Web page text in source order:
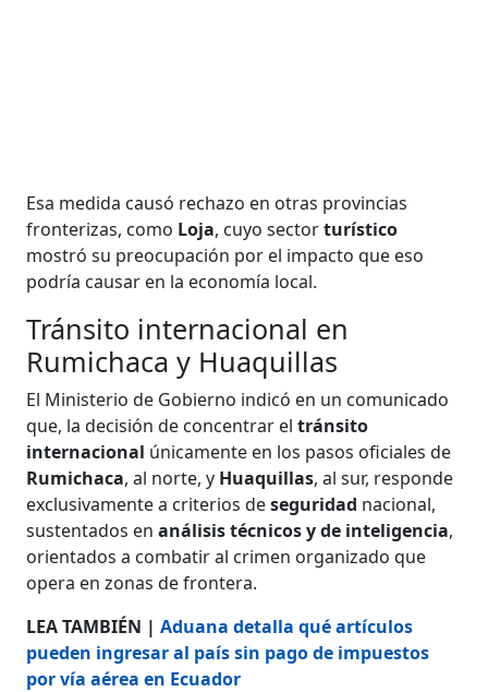
Esa medida causó rechazo en otras provincias
fronterizas, como Loja, cuyo sectorturístico
mostró su preocupación por el impacto que eso
podría causar en la economía local.
Tránsito internacional en
Rumichaca y Huaquillas
El Ministerio de Gobierno indicó en un comunicado
que, la decisión de concentrar eltránsito
internacional únicamente en los pasos oficiales de
Rumichaca, al norte, y Huaquillas, al sur, responde
exclusivamente a criterios deseguridad nacional,
sustentados enanálisis técnicos y de inteligencia,
orientados a combatir al crimen organizado que
opera en zonas de frontera.
LEA TAMBIÉN |Aduana detalla qué artículos
pueden ingresar al país sin pago de impuestos
por vía aérea en Ecuador